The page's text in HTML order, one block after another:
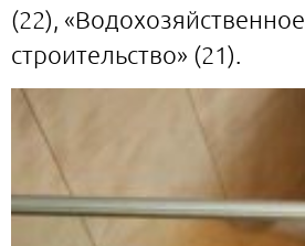
(22), «Водохозяйственное
строительство» (21).